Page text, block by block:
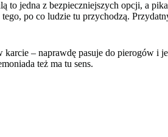
to jedna z bezpieczniejszych opcji, a
po co ludzie tu przychodzą.
– naprawdę pasuje do pierogów i
też ma tu sens.